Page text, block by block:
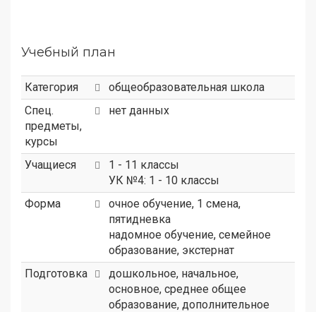
Учебный план
Категория
общеобразовательная школа
Спец.
предметы,
курсы
нет данных
Учащиеся
1 - 11 классы
УК №4: 1 - 10 классы
Форма
очное обучение, 1 смена,
пятидневка
надомное обучение, семейное
образование, экстернат
Подготовка
дошкольное, начальное,
основное, среднее общее
образование, дополнительное